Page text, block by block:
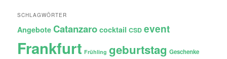
SCHLAGWÖRTER
Angebote Catanzaro cocktail CSD event
Frankfurt Frühling geburtstag Geschenke